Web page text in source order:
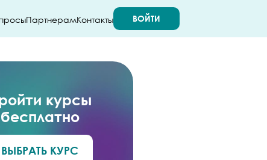
ПартнерамКонтакты ВОЙТИ
курсы
бесплатно
ВЫБРАТЬ КУРС